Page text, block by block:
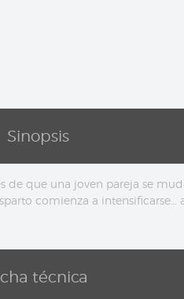
Sinopsis
de que una joven pareja se
comienza a intensificarse…
técnica